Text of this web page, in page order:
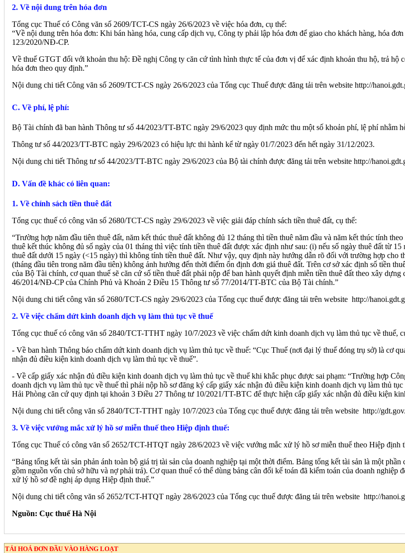
2. Về nội dung trên hóa đơn
Tổng cục Thuế có Công văn số 2609/TCT-CS ngày 26/6/2023 về việc hóa đơn, cụ thể:
“Về nội dung trên hóa đơn: Khi bán hàng hóa, cung cấp dịch vụ, Công ty phải lập hóa đơn để giao cho khách hàng, hóa
123/2020/NĐ-CP.
Về thuế GTGT đối với khoản thu hộ: Đề nghị Công ty căn cứ tình hình thực tế của đơn vị để xác định khoản thu hộ, trả hộ
hóa đơn theo quy định.”
Nội dung chi tiết Công văn số 2609/TCT-CS ngày 26/6/2023 của Tổng cục Thuế được đăng tải trên website http://
C. Về phí, lệ phí:
Bộ Tài chính đã ban hành Thông tư số 44/2023/TT-BTC ngày 29/6/2023 quy định mức thu một số khoản phí, lệ phí nhằm
Thông tư số 44/2023/TT-BTC ngày 29/6/2023 có hiệu lực thi hành kể từ ngày 01/7/2023 đến hết ngày 31/12/2023.
Nội dung chi tiết Thông tư số 44/2023/TT-BTC ngày 29/6/2023 của Bộ tài chính được đăng tải trên website http://
D. Vấn đề khác có liên quan:
1. Về chính sách tiền thuê đất
Tổng cục thuế có công văn số 2680/TCT-CS ngày 29/6/2023 về việc giải đáp chính sách tiền thuê đất, cụ thể:
“Trường hợp năm đầu tiên thuê đất, năm kết thúc thuê đất không đủ 12 tháng thì tiền thuê năm đầu và năm kết thúc tính
thuê kết thúc không đủ số ngày của 01 tháng thì việc tính tiền thuê đất được xác định như sau: (i) nếu số ngày thuê đất từ
thuê đất dưới 15 ngày (<15 ngày) thì không tính tiền thuê đất. Như vậy, quy định này hướng dẫn rõ đối với trường hợp cho
(tháng đầu tiên trong năm đầu tiên) không ảnh hưởng đến thời điểm ổn định đơn giá thuê đất. Trên cơ sở xác định số tiền
của Bộ Tài chính, cơ quan thuế sẽ căn cứ số tiền thuê đất phải nộp để ban hành quyết định miễn tiền thuê đất theo xây
46/2014/NĐ-CP của Chính Phủ và Khoản 2 Điều 15 Thông tư số 77/2014/TT-BTC của Bộ Tài chính.”
Nội dung chi tiết công văn số 2680/TCT-CS ngày 29/6/2023 của Tổng cục thuế được đăng tải trên website http://
2. Về việc chấm dứt kinh doanh dịch vụ làm thủ tục về thuế
Tổng cục thuế có công văn số 2840/TCT-TTHT ngày 10/7/2023 về việc chấm dứt kinh doanh dịch vụ làm thủ tục về thuế,
- Về ban hành Thông báo chấm dứt kinh doanh dịch vụ làm thủ tục về thuế: “Cục Thuế (nơi đại lý thuế đóng trụ sở) là cơ
nhận đủ điều kiện kinh doanh dịch vụ làm thủ tục về thuế”.
- Về cấp giấy xác nhận đủ điều kiện kinh doanh dịch vụ làm thủ tục về thuế khi khắc phục được sai phạm: “Trường hợp
doanh dịch vụ làm thủ tục về thuế thì phải nộp hồ sơ đăng ký cấp giấy xác nhận đủ điều kiện kinh doanh dịch vụ làm thủ
Hải Phòng căn cứ quy định tại khoản 3 Điều 27 Thông tư 10/2021/TT-BTC để thực hiện cấp giấy xác nhận đủ điều kiện
Nội dung chi tiết công văn số 2840/TCT-TTHT ngày 10/7/2023 của Tổng cục thuế được đăng tải trên website http://
3. Về việc vướng mắc xử lý hồ sơ miễn thuế theo Hiệp định thuế:
Tổng cục Thuế có công văn số 2652/TCT-HTQT ngày 28/6/2023 về việc vướng mắc xử lý hồ sơ miễn thuế theo Hiệp định
“Bảng tổng kết tài sản phản ánh toàn bộ giá trị tài sản của doanh nghiệp tại một thời điểm. Bảng tổng kết tài sản là một
gồm nguồn vốn chủ sở hữu và nợ phải trả). Cơ quan thuế có thể dùng bảng cân đối kế toán đã kiểm toán của doanh
xử lý hồ sơ đề nghị áp dụng Hiệp định thuế.”
Nội dung chi tiết công văn số 2652/TCT-HTQT ngày 28/6/2023 của Tổng cục thuế được đăng tải trên website http://
Nguồn: Cục thuế Hà Nội
TẢI HOÁ ĐƠN ĐẦU VÀO HÀNG LOẠT